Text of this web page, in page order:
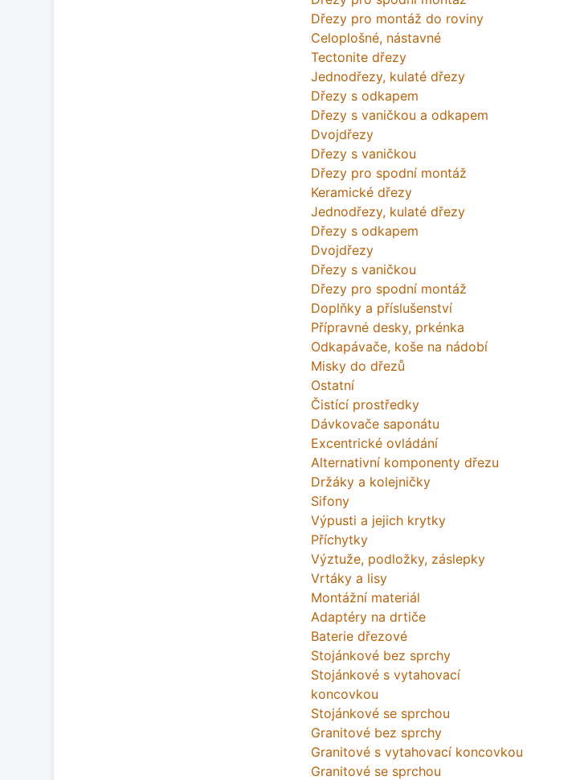
Dřezy pro montáž do roviny
Celoplošné, nástavné
Tectonite dřezy
Jednodřezy, kulaté dřezy
Dřezy s odkapem
Dřezy s vaničkou a odkapem
Dvojdřezy
Dřezy s vaničkou
Dřezy pro spodní montáž
Keramické dřezy
Jednodřezy, kulaté dřezy
Dřezy s odkapem
Dvojdřezy
Dřezy s vaničkou
Dřezy pro spodní montáž
Doplňky a příslušenství
Přípravné desky, prkénka
Odkapávače, koše na nádobí
Misky do dřezů
Ostatní
Čistící prostředky
Dávkovače saponátu
Excentrické ovládání
Alternativní komponenty dřezu
Držáky a kolejničky
Sifony
Výpusti a jejich krytky
Příchytky
Výztuže, podložky, záslepky
Vrtáky a lisy
Montážní materiál
Adaptéry na drtiče
Baterie dřezové
Stojánkové bez sprchy
Stojánkové s vytahovací
koncovkou
Stojánkové se sprchou
Granitové bez sprchy
Granitové s vytahovací koncovkou
Granitové se sprchou